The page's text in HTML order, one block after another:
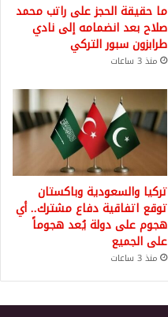
ما حقيقة الحجز على راتب محمد
صلاح بعد انضمامه إلى نادي
طرابزون سبور التركي
منذ 3 ساعات
تركيا والسعودية وباكستان
توقع اتفاقية دفاع مشترك.. أي
هجوم على دولة يُعد هجوماً
على الجميع
منذ 3 ساعات